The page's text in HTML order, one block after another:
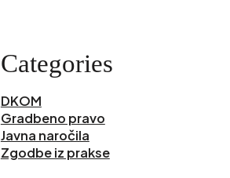
Categories
DKOM
Gradbeno pravo
Javna naročila
Zgodbe iz prakse